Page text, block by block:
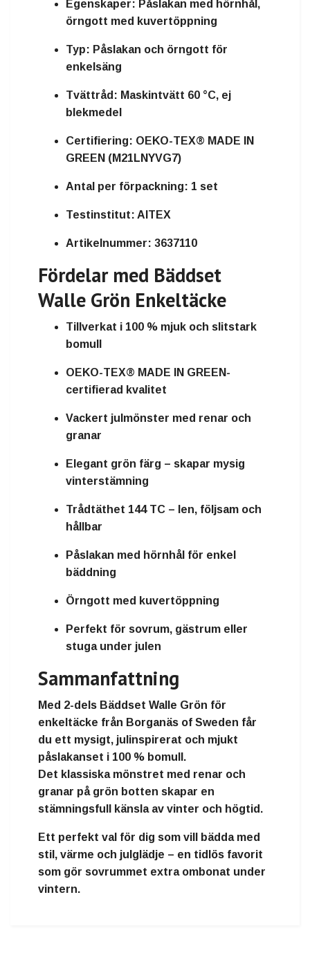
Egenskaper: Påslakan med hörnhål,
örngott med kuvertöppning
Typ: Påslakan och örngott för
enkelsäng
Tvättråd: Maskintvätt 60 °C, ej
blekmedel
Certifiering: OEKO-TEX® MADE IN
GREEN (M21LNYVG7)
Antal per förpackning: 1 set
Testinstitut: AITEX
Artikelnummer: 3637110
Fördelar med Bäddset
Walle Grön Enkeltäcke
Tillverkat i 100 % mjuk och slitstark
bomull
OEKO-TEX® MADE IN GREEN-
certifierad kvalitet
Vackert julmönster med renar och
granar
Elegant grön färg – skapar mysig
vinterstämning
Trådtäthet 144 TC – len, följsam och
hållbar
Påslakan med hörnhål för enkel
bäddning
Örngott med kuvertöppning
Perfekt för sovrum, gästrum eller
stuga under julen
Sammanfattning
Med 2-dels Bäddset Walle Grön för
enkeltäcke från Borganäs of Sweden får
du ett mysigt, julinspirerat och mjukt
påslakanset i 100 % bomull .
Det klassiska mönstret med renar och
granar på grön botten skapar en
stämningsfull känsla av vinter och högtid.
Ett perfekt val för dig som vill bädda med
stil, värme och julglädje – en tidlös favorit
som gör sovrummet extra ombonat under
vintern.